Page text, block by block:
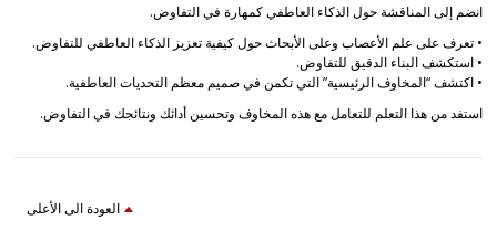
انضم إلى المناقشة حول الذكاء العاطفي كمهارة في التفاوض.
• تعرف على علم الأعصاب وعلى الأبحاث حول كيفية تعزيز الذكاء العاطفي للتفاوض.
• استكشف البناء الدقيق للتفاوض.
• اكتشف “المخاوف الرئيسية” التي تكمن في صميم معظم التحديات العاطفية.
استفد من هذا التعلم للتعامل مع هذه المخاوف وتحسين أدائك ونتائجك في التفاوض.
العودة الى الأعلى